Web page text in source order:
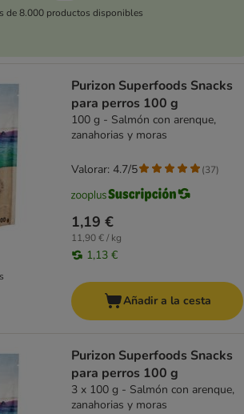
de 8.000 productos disponibles
Purizon Superfoods Snacks
para perros 100 g
100 g - Salmón con arenque,
zanahorias y moras
1,19 €
11,90 € / kg
1,13 €
Valorar: 4.7/5 (37)
Añadir a la cesta
Purizon Superfoods Snacks
para perros 100 g
3 x 100 g - Salmón con arenque,
zanahorias y moras